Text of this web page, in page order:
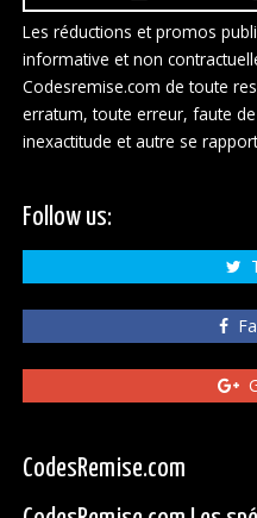
Les réductions et promos
informative et non
Codesremise.com de toute
erratum, toute erreur, faute
inexactitude et autre se
Follow us:
CodesRemise.com